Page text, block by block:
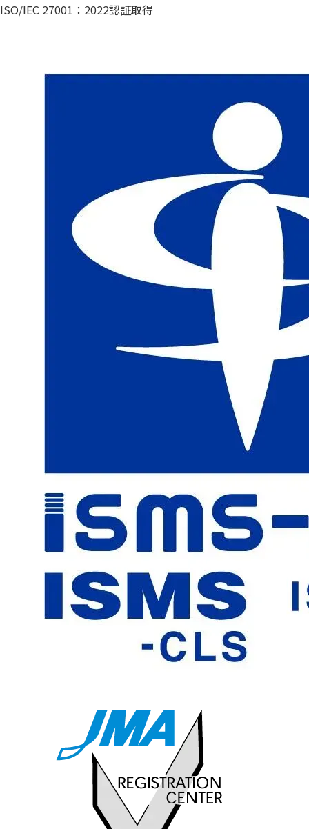
ISO/IEC 27001：2022認証取得